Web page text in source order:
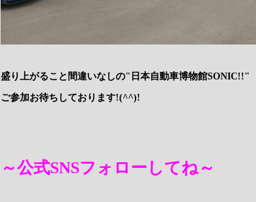
盛り上がること間違いなしの"日本自動車博物館SONIC!!"
ご参加お待ちしております!(^^)!
～公式SNSフォローしてね～